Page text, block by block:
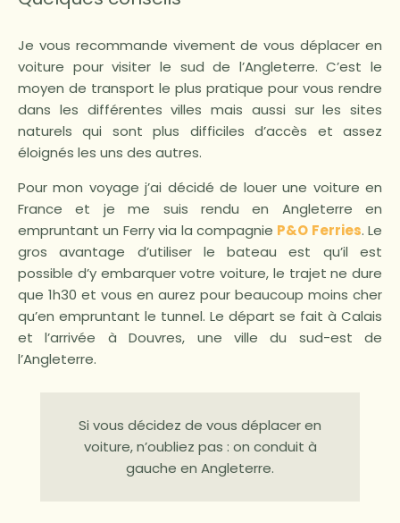
Je vous recommande vivement de vous déplacer en
voiture pour visiter le sud de l’Angleterre. C’est le
moyen de transport le plus pratique pour vous rendre
dans les différentes villes mais aussi sur les sites
naturels qui sont plus difficiles d’accès et assez
éloignés les uns des autres.
Pour mon voyage j’ai décidé de louer une voiture en
France et je me suis rendu en Angleterre en
empruntant un Ferry via la compagnie P&O Ferries. Le
gros avantage d’utiliser le bateau est qu’il est
possible d’y embarquer votre voiture, le trajet ne dure
que 1h30 et vous en aurez pour beaucoup moins cher
qu’en empruntant le tunnel. Le départ se fait à Calais
et l’arrivée à Douvres, une ville du sud-est de
l’Angleterre.
Si vous décidez de vous déplacer en
voiture, n’oubliez pas : on conduit à
gauche en Angleterre.